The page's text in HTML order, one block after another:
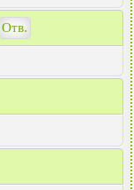
Отв.